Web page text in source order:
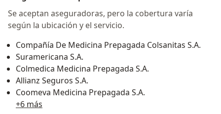
Se aceptan aseguradoras, pero la cobertura varía
según la ubicación y el servicio.
Compañía De Medicina Prepagada Colsanitas S.A.
Suramericana S.A.
Colmedica Medicina Prepagada S.A.
Allianz Seguros S.A.
Coomeva Medicina Prepagada S.A.
+6 más